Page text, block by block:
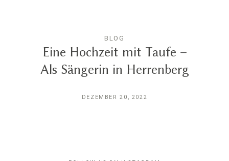
BLOG
Eine Hochzeit mit Taufe –
Als Sängerin in Herrenberg
DEZEMBER 20, 2022